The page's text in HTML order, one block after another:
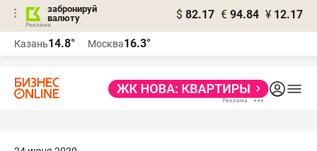
забронируй
валюту
$ 82.17 € 94.84 ¥ 12.17
Казань14.8° Москва16.3°